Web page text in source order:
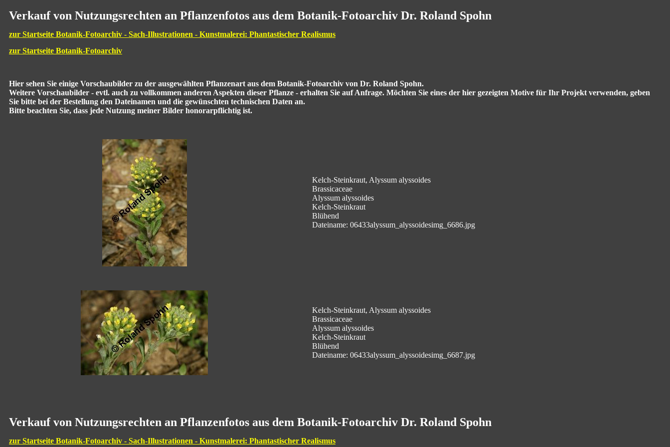
Verkauf von Nutzungsrechten an Pflanzenfotos aus dem Botanik-Fotoarchiv Dr. Roland Spohn
zur Startseite Botanik-Fotoarchiv - Sach-Illustrationen - Kunstmalerei: Phantastischer Realismus
zur Startseite Botanik-Fotoarchiv
Hier sehen Sie einige Vorschaubilder zu der ausgewählten Pflanzenart aus dem Botanik-Fotoarchiv von Dr. Roland Spohn.
Weitere Vorschaubilder - evtl. auch zu vollkommen anderen Aspekten dieser Pflanze - erhalten Sie auf Anfrage. Möchten Sie eines der hier gezeigten Motive für Ihr Projekt verwenden, geben
Sie bitte bei der Bestellung den Dateinamen und die gewünschten technischen Daten an.
Bitte beachten Sie, dass jede Nutzung meiner Bilder honorarpflichtig ist.
Kelch-Steinkraut, Alyssum alyssoides
Brassicaceae
Alyssum alyssoides
Kelch-Steinkraut
Blühend
Dateiname: 06433alyssum_alyssoidesimg_6686.jpg
Kelch-Steinkraut, Alyssum alyssoides
Brassicaceae
Alyssum alyssoides
Kelch-Steinkraut
Blühend
Dateiname: 06433alyssum_alyssoidesimg_6687.jpg
Verkauf von Nutzungsrechten an Pflanzenfotos aus dem Botanik-Fotoarchiv Dr. Roland Spohn
zur Startseite Botanik-Fotoarchiv - Sach-Illustrationen - Kunstmalerei: Phantastischer Realismus